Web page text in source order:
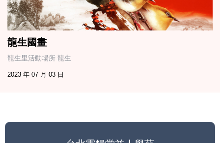
龍生國畫
龍生里活動場所 龍生
2023 年 07 月 03 日